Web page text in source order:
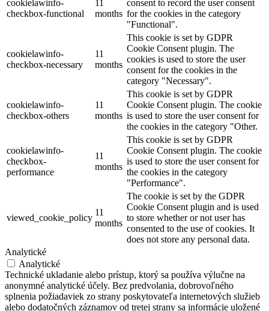
cookielawinfo-
checkbox-functional
11
months
consent to record the user consent
for the cookies in the category
"Functional".
cookielawinfo-
checkbox-necessary
11
months
This cookie is set by GDPR
Cookie Consent plugin. The
cookies is used to store the user
consent for the cookies in the
category "Necessary".
cookielawinfo-
checkbox-others
11
months
This cookie is set by GDPR
Cookie Consent plugin. The cookie
is used to store the user consent for
the cookies in the category "Other.
cookielawinfo-
checkbox-
performance
11
months
This cookie is set by GDPR
Cookie Consent plugin. The cookie
is used to store the user consent for
the cookies in the category
"Performance".
viewed_cookie_policy
11
months
The cookie is set by the GDPR
Cookie Consent plugin and is used
to store whether or not user has
consented to the use of cookies. It
does not store any personal data.
Analytické
Analytické
Technické ukladanie alebo prístup, ktorý sa používa výlučne na
anonymné analytické účely. Bez predvolania, dobrovoľného
splnenia požiadaviek zo strany poskytovateľa internetových služieb
alebo dodatočných záznamov od tretej strany sa informácie uložené